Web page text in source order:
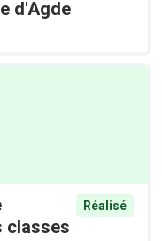
d'Agde
classes
Réalisé